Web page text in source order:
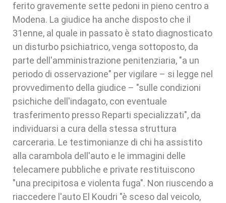
ferito gravemente sette pedoni in pieno centro a
Modena. La giudice ha anche disposto che il
31enne, al quale in passato è stato diagnosticato
un disturbo psichiatrico, venga sottoposto, da
parte dell'amministrazione penitenziaria, "a un
periodo di osservazione" per vigilare – si legge nel
provvedimento della giudice – "sulle condizioni
psichiche dell'indagato, con eventuale
trasferimento presso Reparti specializzati", da
individuarsi a cura della stessa struttura
carceraria. Le testimonianze di chi ha assistito
alla carambola dell'auto e le immagini delle
telecamere pubbliche e private restituiscono
"una precipitosa e violenta fuga". Non riuscendo a
riaccedere l'auto El Koudri "è sceso dal veicolo,